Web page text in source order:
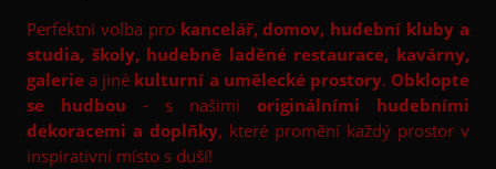
Perfektní volba pro kancelář, domov, hudební kluby a
studia, školy, hudebně laděné restaurace, kavárny,
galeriea jiné kulturní a umělecké prostory. Obklopte
se hudbou - s našimioriginálními hudebními
dekoracemi a doplňky, které promění každý prostor v
inspirativní místo s duší!